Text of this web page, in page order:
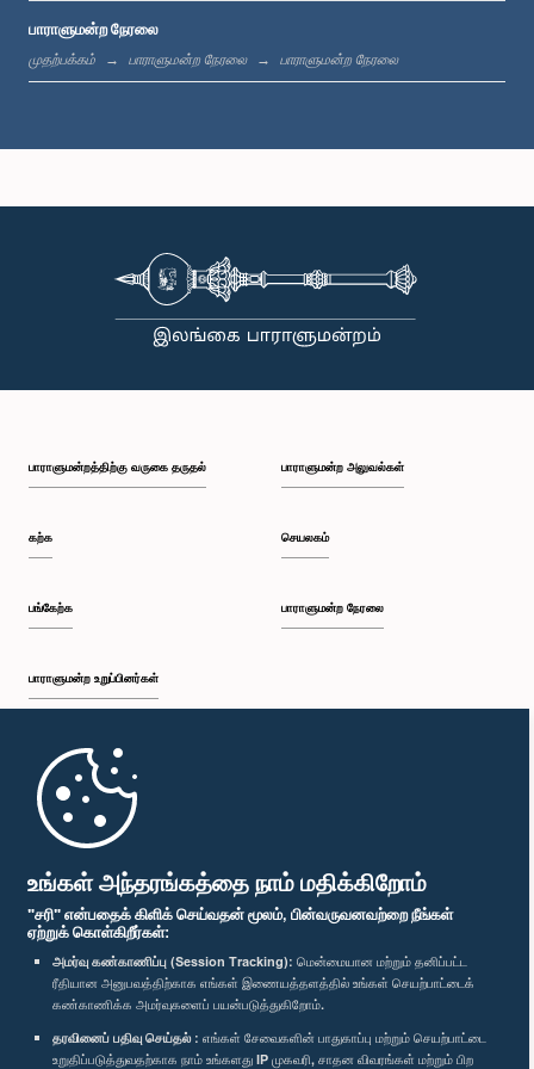
உங்கள் அந்தரங்கத்தை நாம் மதிக்கிறோம்
"சரி" என்பதைக் கிளிக் செய்வதன் மூலம், பின்வருவனவற்றை நீங்கள்
ஏற்றுக் கொள்கிறீர்கள்:
அமர்வு கண்காணிப்பு (Session Tracking): மென்மையான மற்றும் தனிப்பட்ட
ரீதியான அனுபவத்திற்காக எங்கள் இணையத்தளத்தில் உங்கள் செயற்பாட்டைக்
கண்காணிக்க அமர்வுகளைப் பயன்படுத்துகிறோம்.
தரவினைப் பதிவு செய்தல் : எங்கள் சேவைகளின் பாதுகாப்பு மற்றும் செயற்பாட்டை
உறுதிப்படுத்துவதற்காக நாம் உங்களது IP முகவரி, சாதன விவரங்கள் மற்றும் பிற
பி.ப. 1:20 - பி.ப. 1:31
பி.ப. 1:57 - பி.ப. 2:05
பி.ப. 2:05 - பி.ப. 2:12
பி.ப. 2:20 - பி.ப. 2:27
பி.ப. 2:33 - பி.ப. 2:41
பி.ப. 2:41 - பி.ப. 2:52
பி.ப. 2:52 - பி.ப. 3:02
பாராளுமன்ற நேரலை
முதற்பக்கம் பாராளுமன்ற நேரலை பாராளுமன்ற நேரலை
பாராளுமன்றத்திற்கு வருகை தருதல்
கற்க
பங்கேற்க
பாராளுமன்ற உறுப்பினர்கள்
முதற்பக்கம்
பாராளுமன்ற அலுவல்கள்
செயலகம்
பாராளுமன்ற நேரலை
பாராளுமன்ற கையடக்க செயலி
எம்மை பின்தொடர்க :
விருதுகள்